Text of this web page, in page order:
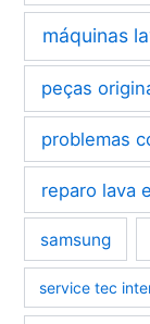
máquinas
peças
problemas
reparo lava
samsung
service tec